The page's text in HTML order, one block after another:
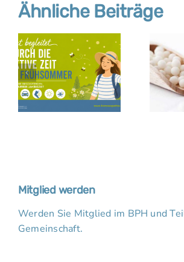
Ähnliche Beiträge
Mitglied werden
Werden Sie Mitglied im BPH und
Gemeinschaft.